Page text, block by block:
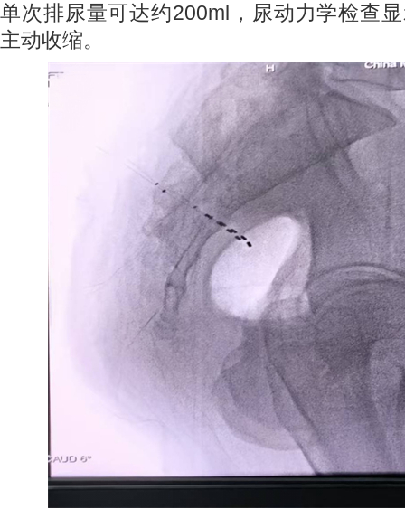
单次排尿量可达约200ml，尿动力学检查
主动收缩。